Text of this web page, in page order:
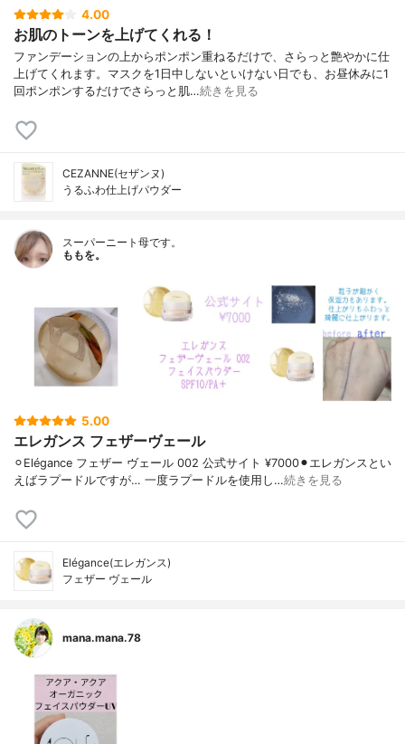
4.00
お肌のトーンを上げてくれる！
ファンデーションの上からポンポン重ねるだけで、さらっと艶やかに仕
上げてくれます。マスクを1日中しないといけない日でも、お昼休みに1
回ポンポンするだけでさらっと肌…続きを見る
CEZANNE(セザンヌ)
うるふわ仕上げパウダー
スーパーニート母です。
ももを。
5.00
エレガンス フェザーヴェール
⚪︎Elégance フェザー ヴェール 002 公式サイト ¥7000⚫︎エレガンスとい
えばラプードルですが… 一度ラプードルを使用し…続きを見る
Elégance(エレガンス)
フェザー ヴェール
mana.mana.78